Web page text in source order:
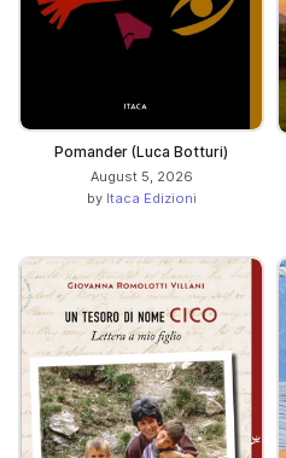
Pomander (Luca Botturi)
August 5, 2026
by Itaca Edizioni